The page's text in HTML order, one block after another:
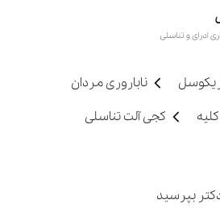
ناباروری مردان
کجی آلت تناسلی
بپرسید